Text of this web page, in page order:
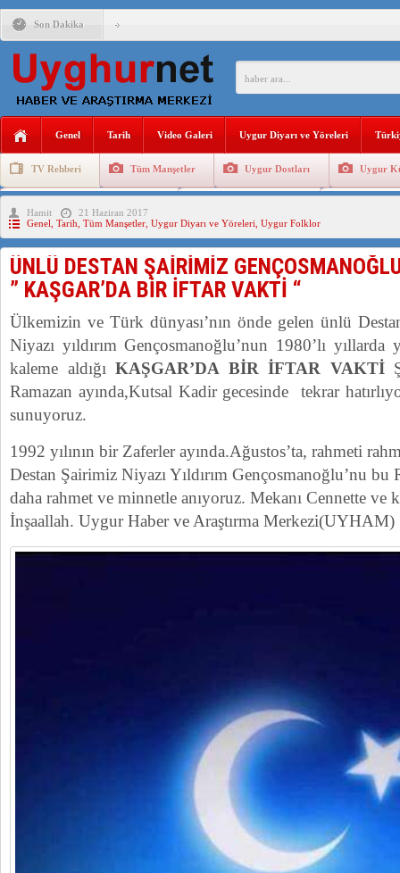
Son Dakika
ÇİN’İN “GÜVENLİK”SÖYLEMİ İLE DOĞU TÜRKİSTAN’DA
ANAHTAR PARTİ GENEL BAŞKANI AĞIRALİOĞLU :
DİYANET AKADEMİSİ BAŞKANI DOÇ.DR.KAAN : DOĞU
150 YILDIR KAYNAYAN YARAMIZ : ÇİN İŞGALİNDEKİ
ÇİN’İN UYGUR POLİTİKALARINI ÖVEN DİYANET
Genel Tarih Video Galeri Uygur Diyarı ve Yöreleri
TV Rehberi Tüm Manşetler Uygur Dostları Uygur
Uygurlarda Düğün ve Cenaze
Hamit
21 Haziran 2017
Genel Tarih Tüm Manşetler Uygur Diyarı ve Yöreleri Uygur Folklor
ÜNLÜ DESTAN ŞAİRİMİZ
” KAŞGAR’DA BİR İFTAR VAKTİ “
Ülkemizin ve Türk dünyası’nın önde gelen ünlü
Niyazı yıldırım Gençosmanoğlu’nun 1980’lı
kaleme aldığıKAŞGAR’DA BİR İFTAR VAKTİ
Ramazan ayında,Kutsal Kadir gecesinde tekrar
sunuyoruz.
1992 yılının bir Zaferler ayında.Ağustos’ta, rahmeti
Destan Şairimiz Niyazı Yıldırım Gençosmanoğlu’nu bu
daha rahmet ve minnetle anıyoruz. Mekanı Cennette
İnşaallah. Uygur Haber ve Araştırma Merkezi(UYHAM)